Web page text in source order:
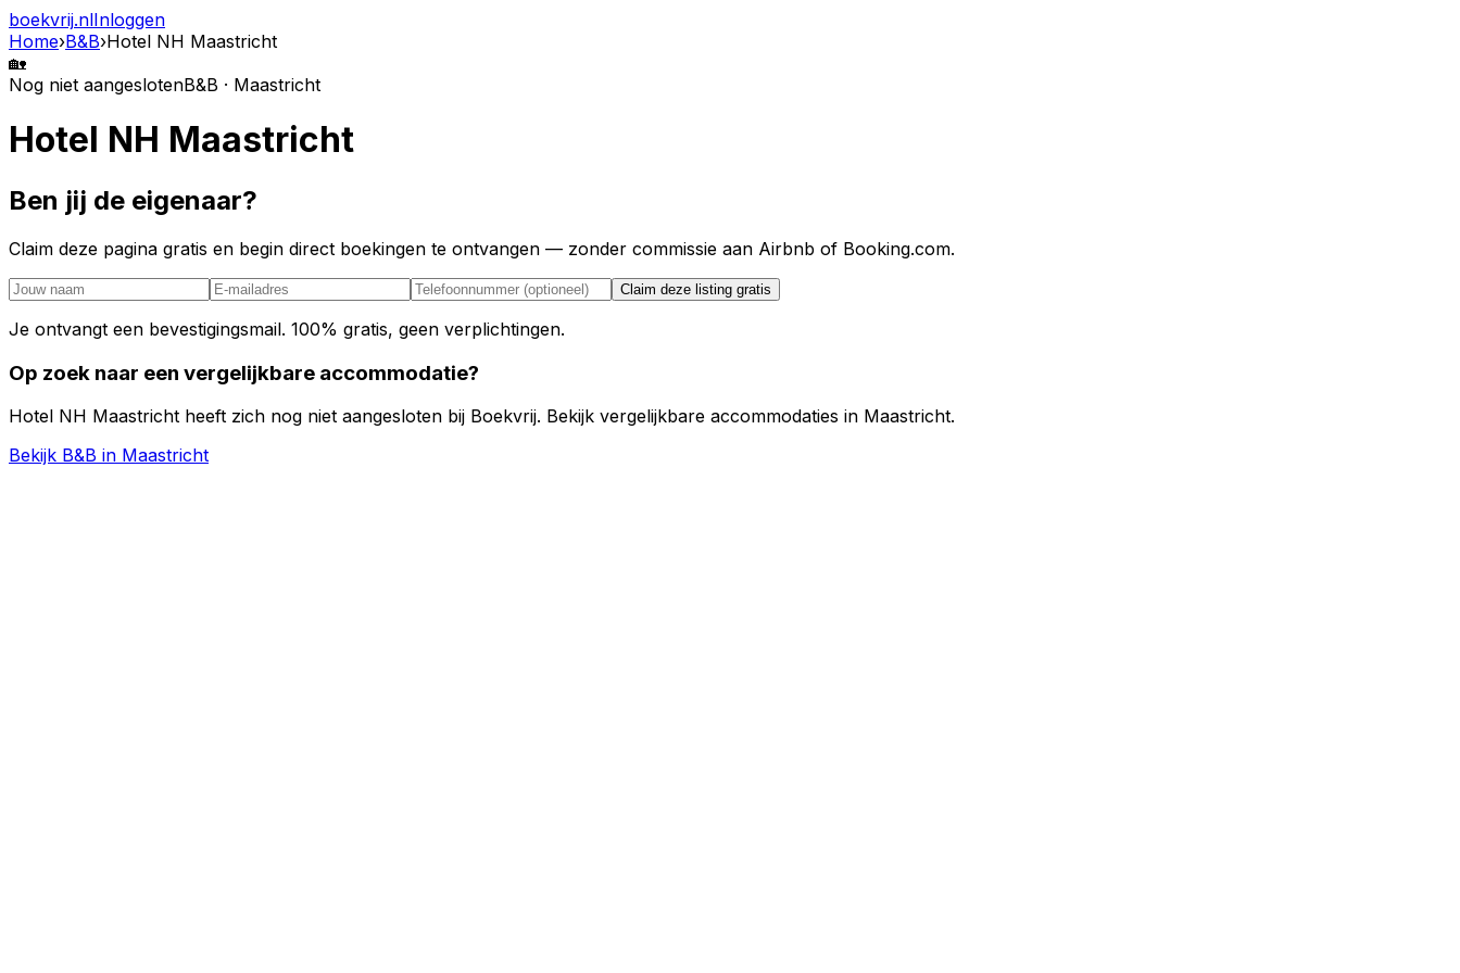
boekvrij.nlInloggen
Home›B&B›Hotel NH Maastricht
🏡
Nog niet aangeslotenB&B · Maastricht
Hotel NH Maastricht
Ben jij de eigenaar?
Claim deze pagina gratis en begin direct boekingen te ontvangen — zonder commissie aan Airbnb of Booking.com.
Claim deze listing gratis
Je ontvangt een bevestigingsmail. 100% gratis, geen verplichtingen.
Op zoek naar een vergelijkbare accommodatie?
Hotel NH Maastricht heeft zich nog niet aangesloten bij Boekvrij. Bekijk vergelijkbare accommodaties in Maastricht.
Bekijk B&B in Maastricht